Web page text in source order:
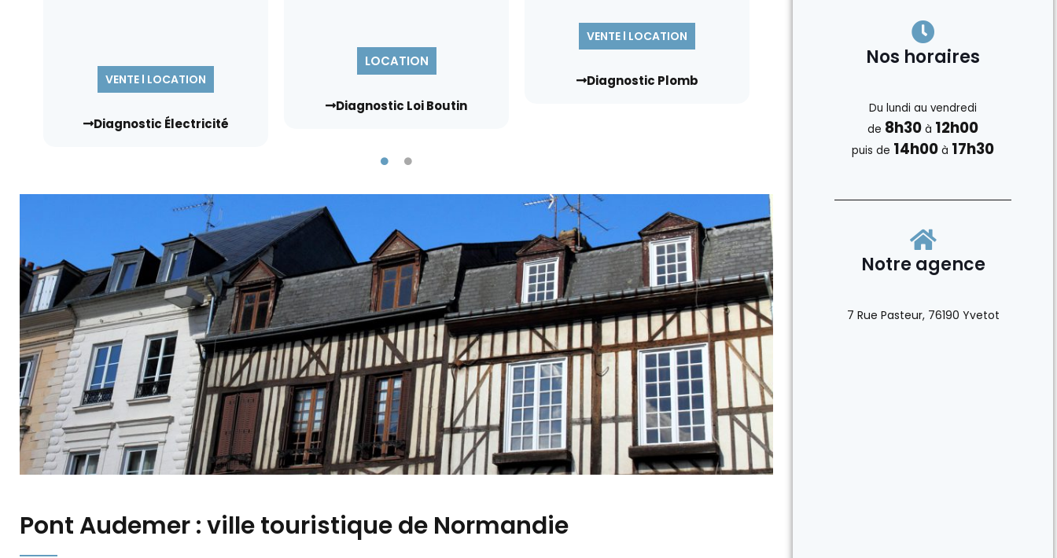
VENTE l LOCATION
Diagnostic Électricité
LOCATION
Diagnostic Loi Boutin
VENTE l LOCATION
Diagnostic Plomb
VENTE l LOCATION
Pont Audemer : ville touristique de Normandie
Nos horaires
Du lundi au vendredi
de 8h30 à 12h00
puis de 14h00 à 17h30
Notre agence
7 Rue Pasteur, 76190 Yvetot